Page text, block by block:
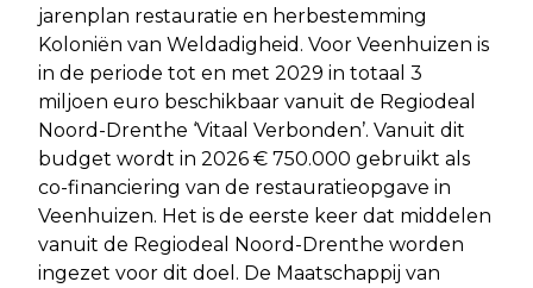
jarenplan restauratie en herbestemming
Koloniën van Weldadigheid. Voor Veenhuizen is
in de periode tot en met 2029 in totaal 3
miljoen euro beschikbaar vanuit de Regiodeal
Noord-Drenthe ‘Vitaal Verbonden’. Vanuit dit
budget wordt in 2026 € 750.000 gebruikt als
co-financiering van de restauratieopgave in
Veenhuizen. Het is de eerste keer dat middelen
vanuit de Regiodeal Noord-Drenthe worden
ingezet voor dit doel. De Maatschappij van